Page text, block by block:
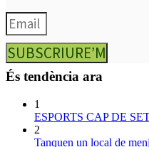
SUBSCRIURE’M
És tendència ara
1
ESPORTS CAP DE
2
Tanquen un local de